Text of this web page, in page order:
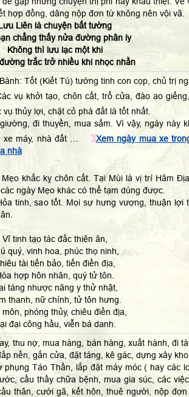
hợp đồng, dâng nộp đơn từ không nên vội vã.
Liên là chuyện bất tường
chẳng thấy nửa đường phân ly
Không thì lưu lạc một khi
trắc trở nhiều khi nhọc nhằn
Tốt (Kiết Tú) tướng tinh con cọp, chủ trị
vụ khởi tạo, chôn cất, trổ cửa, đào ao
thủy lợi, chặt cỏ phá đất là tốt nhất.
đi thuyền, mua sắm. Vì vậy, ngày này
xe máy, nhà đất …
Xem ngày mua xe
nhà
khắc kỵ chôn cất. Tại Mùi là vị trí Hãm
ngày Mẹo khác có thể tạm dùng được.
tinh, sao tốt. Mọi sự hưng vượng, thuận lợi
Vĩ tinh tạo tác đắc thiên ân,
quý, vinh hoa, phúc thọ ninh,
tài tiến bảo, tiến điền địa,
hợp hôn nhân, quý tử tôn.
táng nhược năng y thử nhật,
thanh, nữ chính, tử tôn hưng.
môn, phóng thủy, chiêu điền địa,
đại công hầu, viễn bá danh.
thu nợ, mua hàng, bán hàng, xuất hành, đi
nền, gắn cửa, đặt táng, kê gác, dựng xây
Táo Thần, lắp đặt máy móc ( hay các
cầu thầy chữa bệnh, mua gia súc, các
thân, cưới gã, kết hôn, thuê người, nộp đơn